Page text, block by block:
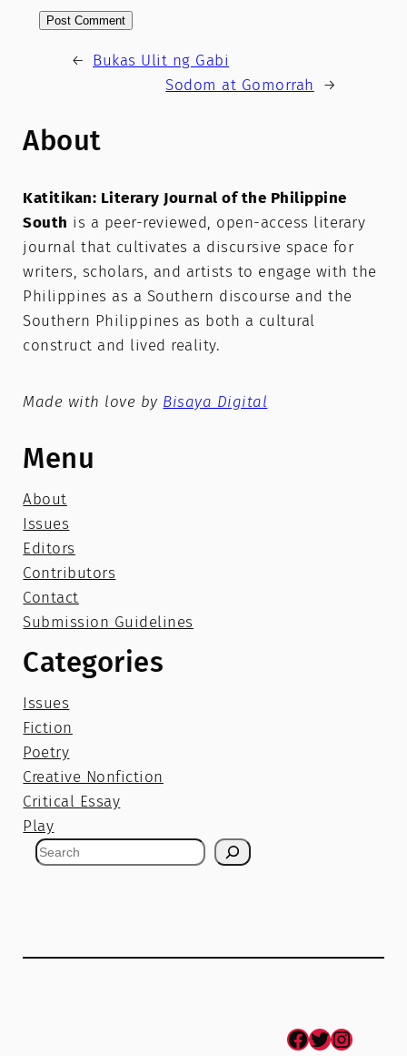
← Bukas Ulit ng Gabi
Sodom at Gomorrah
→
About
Katitikan: Literary Journal of the Philippine
South is a peer-reviewed, open-access literary
journal that cultivates a discursive space for
writers, scholars, and artists to engage with the
Philippines as a Southern discourse and the
Southern Philippines as both a cultural
construct and lived reality.
Made with love by Bisaya Digital
Menu
About
Issues
Editors
Contributors
Contact
Submission Guidelines
Categories
Issues
Fiction
Poetry
Creative Nonfiction
Critical Essay
Play
S
Facebook Twitter Instagram